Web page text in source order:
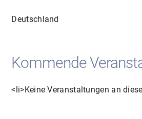
Deutschland
Kommende
<li>Keine Veranstaltungen an